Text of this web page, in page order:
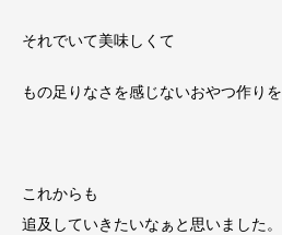
それでいて美味しくて
もの足りなさを感じないおやつ作りを
これからも
追及していきたいなぁと思いました。